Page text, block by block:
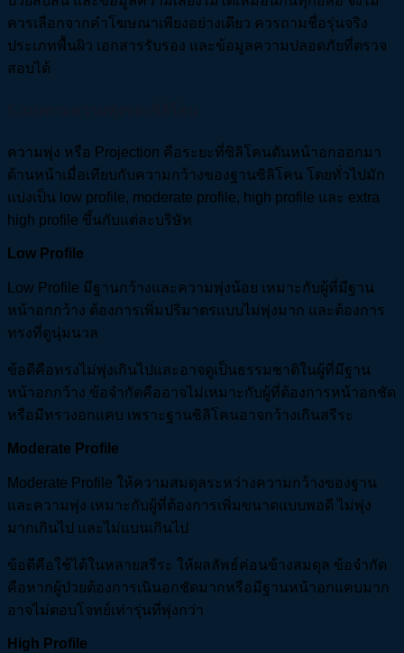
ควรเลือกจากคำโฆษณาเพียงอย่างเดียว ควรถามชื่อรุ่นจริง
ประเภทพื้นผิว เอกสารรับรอง และข้อมูลความปลอดภัยที่ตรวจ
สอบได้
ความพุ่ง หรือ Projection คือระยะที่ซิลิโคนดันหน้าอกออกมา
ด้านหน้าเมื่อเทียบกับความกว้างของฐานซิลิโคน โดยทั่วไปมัก
แบ่งเป็น low profile, moderate profile, high profile และ extra
high profile ขึ้นกับแต่ละบริษัท
Low Profile
Low Profile มีฐานกว้างและความพุ่งน้อย เหมาะกับผู้ที่มีฐาน
หน้าอกกว้าง ต้องการเพิ่มปริมาตรแบบไม่พุ่งมาก และต้องการ
ทรงที่ดูนุ่มนวล
ข้อดีคือทรงไม่พุ่งเกินไปและอาจดูเป็นธรรมชาติในผู้ที่มีฐาน
หน้าอกกว้าง ข้อจำกัดคืออาจไม่เหมาะกับผู้ที่ต้องการหน้าอกชัด
หรือมีทรวงอกแคบ เพราะฐานซิลิโคนอาจกว้างเกินสรีระ
Moderate Profile
Moderate Profile ให้ความสมดุลระหว่างความกว้างของฐาน
และความพุ่ง เหมาะกับผู้ที่ต้องการเพิ่มขนาดแบบพอดี ไม่พุ่ง
มากเกินไป และไม่แบนเกินไป
ข้อดีคือใช้ได้ในหลายสรีระ ให้ผลลัพธ์ค่อนข้างสมดุล ข้อจำกัด
คือหากผู้ป่วยต้องการเนินอกชัดมากหรือมีฐานหน้าอกแคบมาก
อาจไม่ตอบโจทย์เท่ารุ่นที่พุ่งกว่า
High Profile